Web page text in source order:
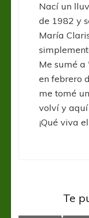
Nací un
de 1982 y
María
Me sumé a
en febrero
me tomé
volví y
¡Qué viva
Te
Copa Argentina